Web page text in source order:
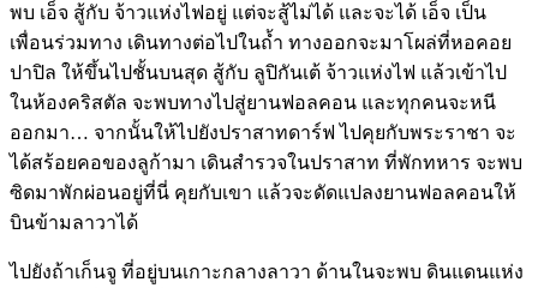
พบ เอ็จ สู้กับ จ้าวแห่งไฟอยู่ แต่จะสู้ไม่ได้ และจะได้ เอ็จ เป็น
เพื่อนร่วมทาง เดินทางต่อไปในถ้ำ ทางออกจะมาโผล่ที่หอคอย
ปาปิล ให้ขึ้นไปชั้นบนสุด สู้กับ ลูปิกันเต้ จ้าวแห่งไฟ แล้วเข้าไป
ในห้องคริสตัล จะพบทางไปสู่ยานฟอลคอน และทุกคนจะหนี
ออกมา… จากนั้นให้ไปยังปราสาทดาร์ฟ ไปคุยกับพระราชา จะ
ได้สร้อยคอของลูก้ามา เดินสำรวจในปราสาท ที่พักทหาร จะพบ
ซิดมาพักผ่อนอยู่ที่นี่ คุยกับเขา แล้วจะดัดแปลงยานฟอลคอนให้
บินข้ามลาวาได้
ไปยังถ้าเก็นจู ที่อยู่บนเกาะกลางลาวา ด้านในจะพบ ดินแดนแห่ง